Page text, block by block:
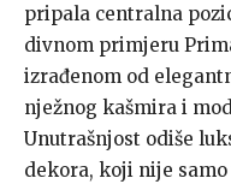
pripala centralna
divnom primjeru
izrađenom od
nježnog kašmira i
Unutrašnjost odiše
dekora, koji nije